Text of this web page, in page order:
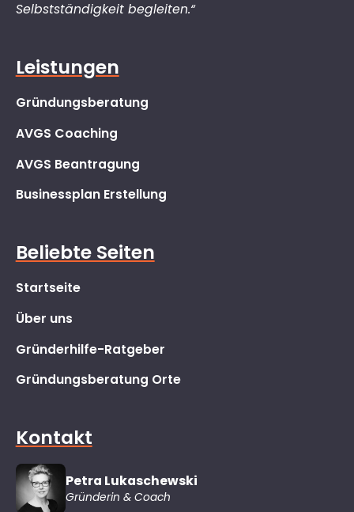
Selbstständigkeit begleiten.“
Leistungen
Gründungsberatung
AVGS Coaching
AVGS Beantragung
Businessplan Erstellung
Beliebte Seiten
Startseite
Über uns
Gründerhilfe-Ratgeber
Gründungsberatung Orte
Kontakt
Petra Lukaschewski
Gründerin & Coach